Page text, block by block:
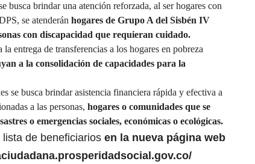
busca brindar una atención reforzada, al ser hogares con
se atenderán hogares de Grupo A del Sisbén IV
con discapacidad que requieran cuidado.
la entrega de transferencias a los hogares en pobreza
a la consolidación de capacidades para la
se busca brindar asistencia financiera rápida y efectiva a
a las personas, hogares o comunidades que se
o emergencias sociales, económicas o ecológicas.
de beneficiarios en la nueva página web